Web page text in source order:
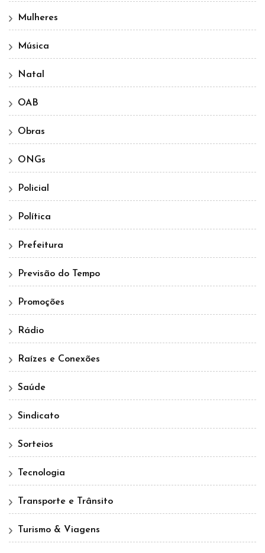
Mulheres
Música
Natal
OAB
Obras
ONGs
Policial
Política
Prefeitura
Previsão do Tempo
Promoções
Rádio
Raízes e Conexões
Saúde
Sindicato
Sorteios
Tecnologia
Transporte e Trânsito
Turismo & Viagens